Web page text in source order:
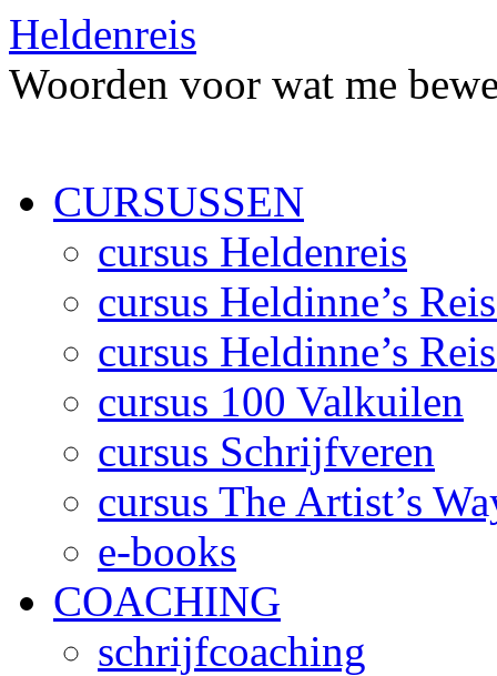
Heldenreis
Woorden voor wat me
naar
inhoudCURSUSSEN
cursus Heldenreis
cursus Heldinne’s
cursus Heldinne’s
cursus 100 Valkuilen
cursus Schrijfveren
cursus The Artist’s
e-books
COACHING
schrijfcoaching